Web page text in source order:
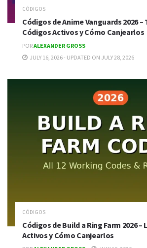
CÓDIGOS
Códigos de Anime Vanguards 2026
Códigos Activos y Cómo Canjearlos
PORALEXANDER GROSS
JULY 16, 2026 - UPDATED ON JULY 28, 2026
CÓDIGOS
Códigos de Build a Ring Farm 2026 –
Activos y Cómo Canjearlos